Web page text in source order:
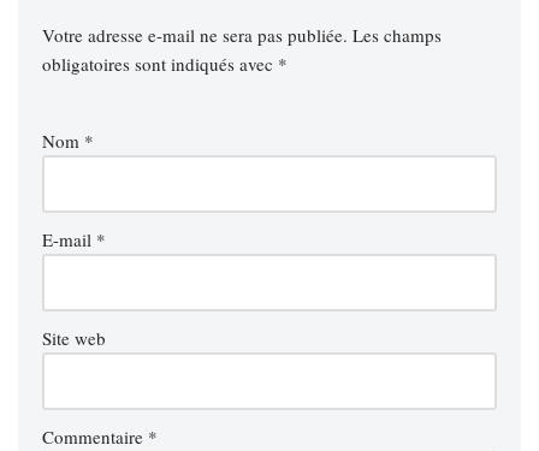
Votre adresse e-mail ne sera pas publiée. Les champs
obligatoires sont indiqués avec *
Nom *
E-mail *
Site web
Commentaire *